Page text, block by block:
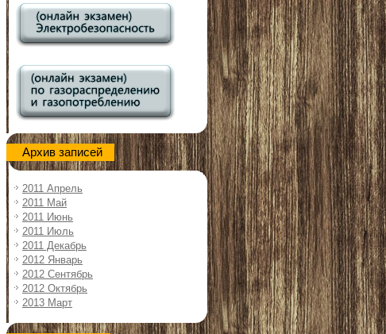
Архив записей
2011 Апрель
2011 Май
2011 Июнь
2011 Июль
2011 Декабрь
2012 Январь
2012 Сентябрь
2012 Октябрь
2013 Март